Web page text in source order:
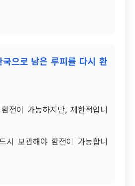
으로 남은 루피를 다시 환
전이 가능하지만, 제한적입니
시 보관해야 환전이 가능합니